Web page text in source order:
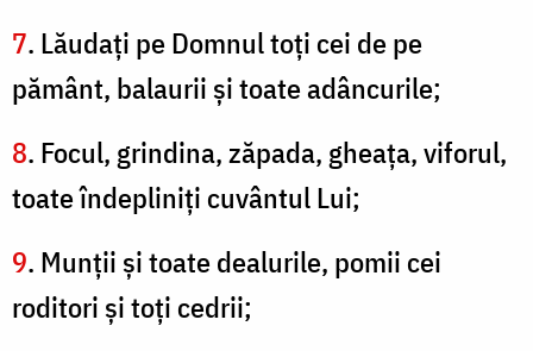
7. Lăudaţi pe Domnul toţi cei de pe
pământ, balaurii şi toate adâncurile;
8. Focul, grindina, zăpada, gheaţa, viforul,
toate îndepliniţi cuvântul Lui;
9. Munţii şi toate dealurile, pomii cei
roditori şi toţi cedrii;